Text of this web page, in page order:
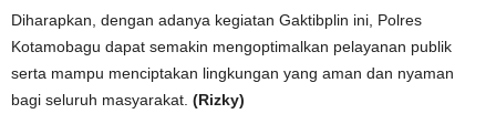
Diharapkan, dengan adanya kegiatan Gaktibplin ini, Polres
Kotamobagu dapat semakin mengoptimalkan pelayanan publik
serta mampu menciptakan lingkungan yang aman dan nyaman
bagi seluruh masyarakat. (Rizky)